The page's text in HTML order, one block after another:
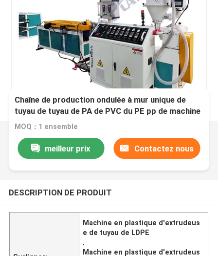
Chaîne de production ondulée à mur unique de
tuyau de tuyau de PA de PVC du PE pp de machine
en plastique d'extrudeuse
MOQ：1 ensemble
meilleur prix Contactez nous
DESCRIPTION DE PRODUIT
Machine en plastique d'extrudeus
e de tuyau de LDPE
,
Machine en plastique d'extrudeus